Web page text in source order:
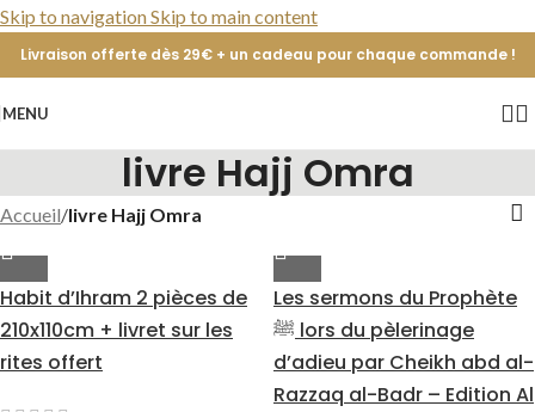
Skip to navigationSkip to main content
Livraison offerte dès 29€ + un cadeau pour chaque commande !
MENU
livre Hajj Omra
Accueil/livre Hajj Omra
Habit d’Ihram 2 pièces de
210x110cm + livret sur les
rites offert
Les sermons du Prophète
ﷺ lors du pèlerinage
d’adieu par Cheikh abd al-
Razzaq al-Badr – Edition Al